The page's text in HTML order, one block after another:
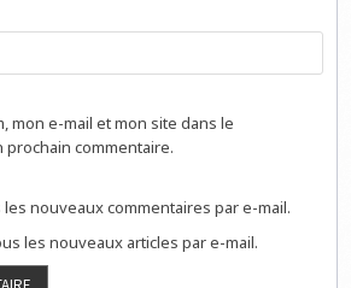
mon e-mail et mon site dans le
commentaire.
nouveaux commentaires par e-mail.
les nouveaux articles par e-mail.